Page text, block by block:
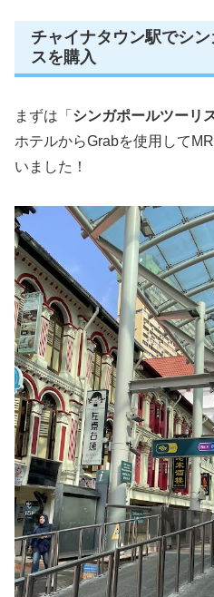
チャイナタウン駅でシ
スを購入
まずは「 シンガポールツーリ
ホテルからGrabを使用して
いました！